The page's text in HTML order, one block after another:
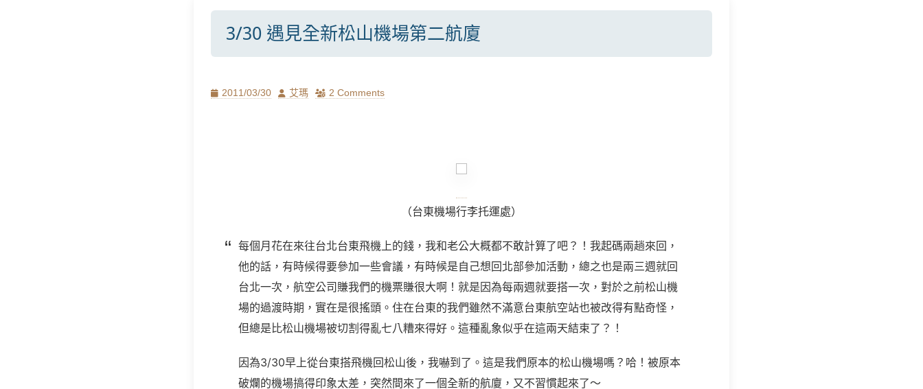
3/30 遇見全新松山機場第二航廈
Posted
2011/03/30 Author
艾瑪 2 Comments
（台東機場行李托運處）
每個月花在來往台北台東飛機上的錢，我和老公大概都不敢計算了吧？！我起碼兩趟來回，
他的話，有時候得要參加一些會議，有時候是自己想回北部參加活動，總之也是兩三週就回
台北一次，航空公司賺我們的機票賺很大啊！就是因為每兩週就要搭一次，對於之前松山機
場的過渡時期，實在是很搖頭。住在台東的我們雖然不滿意台東航空站也被改得有點奇怪，
但總是比松山機場被切割得亂七八糟來得好。這種亂象似乎在這兩天結束了？！
因為3/30早上從台東搭飛機回松山後，我嚇到了。這是我們原本的松山機場嗎？哈！被原本
破爛的機場搞得印象太差，突然間來了一個全新的航廈，又不習慣起來了～